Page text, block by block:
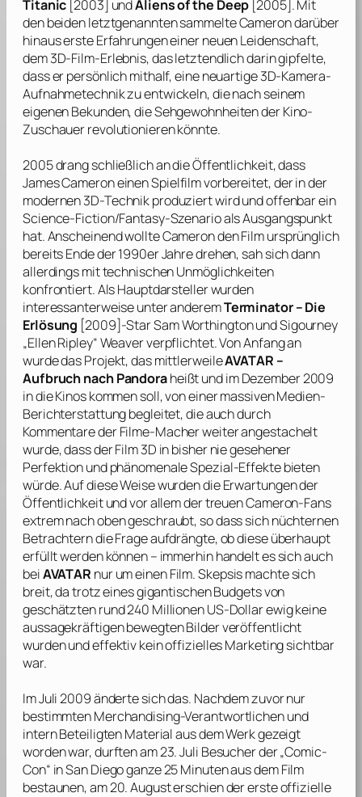
Titanic [2003] undAliens of the Deep [2005]. Mit
den beiden letztgenannten sammelteCamerondarüber
hinaus erste Erfahrungen einer neuen Leidenschaft,
dem 3D-Film-Erlebnis, das letztendlich darin gipfelte,
dass er persönlich mithalf, eine neuartige 3D-Kamera-
Aufnahmetechnik zu entwickeln, die nach seinem
eigenen Bekunden, die Sehgewohnheiten der Kino-
Zuschauer revolutionieren könnte.
2005 drang schließlich an die Öffentlichkeit, dass
James Cameroneinen Spielfilm vorbereitet, der in der
modernen 3D-Technik produziert wird und offenbar ein
Science-Fiction/Fantasy-Szenario als Ausgangspunkt
hat. Anscheinend wollteCameronden Film ursprünglich
bereits Ende der 1990er Jahre drehen, sah sich dann
allerdings mit technischen Unmöglichkeiten
konfrontiert. Als Hauptdarsteller wurden
interessanterweise unter anderemTerminator – Die
Erlösung [2009]-StarSam WorthingtonundSigourney
„Ellen Ripley“Weaververpflichtet. Von Anfang an
wurde das Projekt, das mittlerweileAVATAR –
Aufbruch nach Pandoraheißt und im Dezember 2009
in die Kinos kommen soll, von einer massiven Medien-
Berichterstattung begleitet, die auch durch
Kommentare der Filme-Macher weiter angestachelt
wurde, dass der Film 3D in bisher nie gesehener
Perfektion und phänomenale Spezial-Effekte bieten
würde. Auf diese Weise wurden die Erwartungen der
Öffentlichkeit und vor allem der treuenCameron-Fans
extrem nach oben geschraubt, so dass sich nüchternen
Betrachtern die Frage aufdrängte, ob diese überhaupt
erfüllt werden können – immerhin handelt es sich auch
beiAVATAR nur um einen Film. Skepsis machte sich
breit, da trotz eines gigantischen Budgets von
geschätzten rund 240 Millionen US-Dollar ewig keine
aussagekräftigen bewegten Bilder veröffentlicht
wurden und effektiv kein offizielles Marketing sichtbar
war.
Im Juli 2009 änderte sich das. Nachdem zuvor nur
bestimmten Merchandising-Verantwortlichen und
intern Beteiligten Material aus dem Werk gezeigt
worden war, durften am 23. Juli Besucher der „Comic-
Con“ in San Diego ganze 25 Minuten aus dem Film
bestaunen, am 20. August erschien der erste offizielle